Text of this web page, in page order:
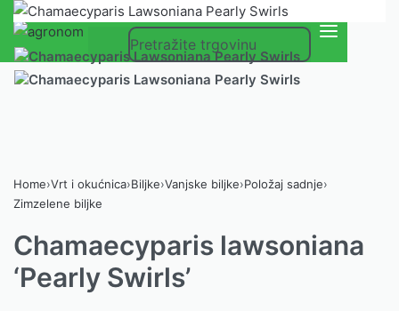
Home›Vrt i okućnica›Biljke›Vanjske biljke›Položaj sadnje›
Zimzelene biljke
Chamaecyparis lawsoniana
‘Pearly Swirls’